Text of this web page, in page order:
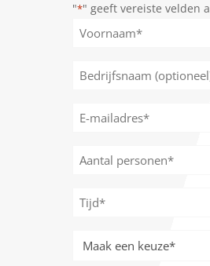
"*" geeft vereiste velden
Naam
Bedrijfsnaam
(optioneel)
E-
Aantal
personen
Tijd
Meer
activiteiten